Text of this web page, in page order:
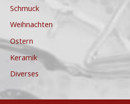
Schmuck
Weihnachten
Ostern
Keramik
Diverses